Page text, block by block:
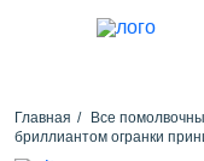
Главная Все
бриллиантом огранки